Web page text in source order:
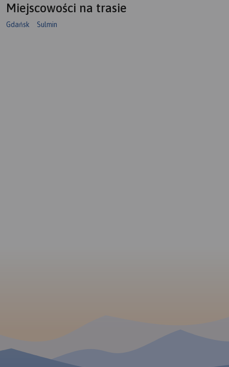
Miejscowości na trasie
Gdańsk Sulmin